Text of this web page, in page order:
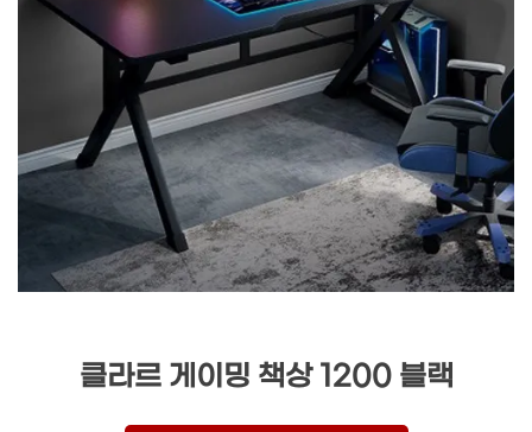
클라르 게이밍 책상 1200 블랙